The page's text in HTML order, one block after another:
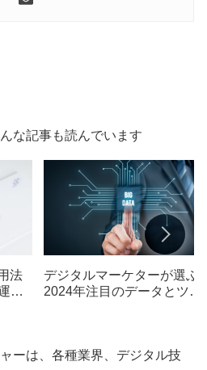
な記事も読んでいます
法
営
デジタルマーケターが選ぶ
2024年注目のデータとツー
ーは、各種業界、デジタル技